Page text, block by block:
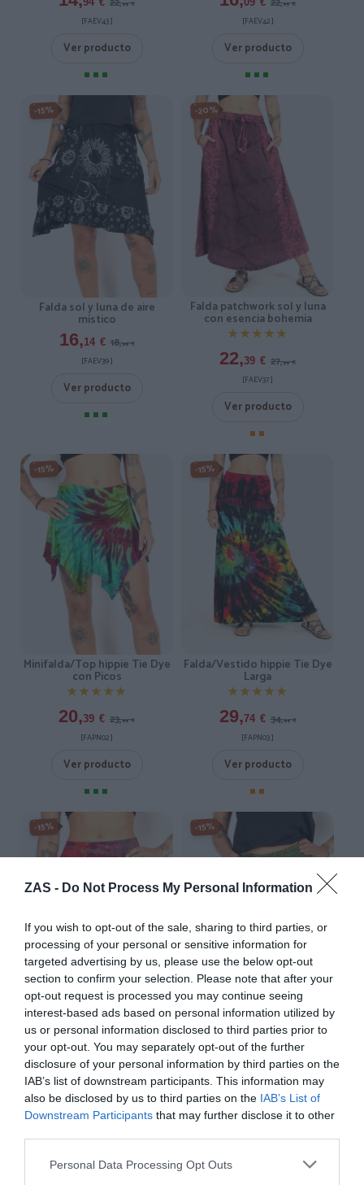
ZAS - Do Not Process My Personal Information
If you wish to opt-out of the sale, sharing to third parties, or
processing of your personal or sensitive information for
targeted advertising by us, please use the below opt-out
section to confirm your selection. Please note that after your
opt-out request is processed you may continue seeing
interest-based ads based on personal information utilized by
us or personal information disclosed to third parties prior to
your opt-out. You may separately opt-out of the further
disclosure of your personal information by third parties on the
IAB’s list of downstream participants. This information may
also be disclosed by us to third parties on the IAB’s List of
Downstream Participants that may further disclose it to other
Personal Data Processing Opt Outs
99 €
[FAEV43 ]
Ver producto
99 €
[FAEV42 ]
Ver producto
-15%
Falda sol y luna de aire
místico
16,14 € 18,99 €
[FAEV39 ]
Ver producto
-20%
Falda patchwork sol y luna
con esencia bohemia
★★★★★
★★★★★
22,39 € 27,99 €
[FAEV37 ]
Ver producto
-15%
Minifalda/Top hippie Tie Dye
con Picos
★★★★★
★★★★★
20,39 € 23,99 €
[FAPN02 ]
Ver producto
-15%
Falda/Vestido hippie Tie Dye
Larga
★★★★★
★★★★★
29,74 € 34,99 €
[FAPN03 ]
Ver producto
-15%
Minifalda Top Tie Dye
cruzada
★★★★★
★★★★★
13,59 € 15,99 €
[FAPN05 ]
Ver producto
-15%
Minifalda Hippie Cruzada con
Bordados y Flecos
21, 24 € 24, 99
[FAEV33 ]
Ver producto